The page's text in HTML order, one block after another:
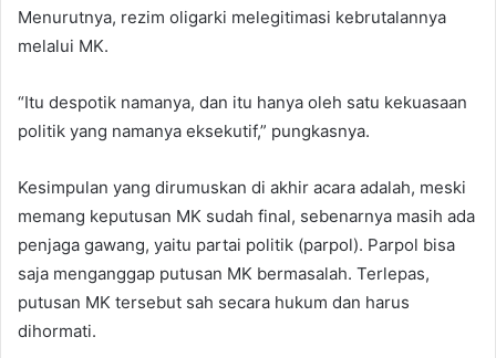
Menurutnya, rezim oligarki melegitimasi kebrutalannya
melalui MK.
“Itu despotik namanya, dan itu hanya oleh satu kekuasaan
politik yang namanya eksekutif,” pungkasnya.
Kesimpulan yang dirumuskan di akhir acara adalah, meski
memang keputusan MK sudah final, sebenarnya masih ada
penjaga gawang, yaitu partai politik (parpol). Parpol bisa
saja menganggap putusan MK bermasalah. Terlepas,
putusan MK tersebut sah secara hukum dan harus
dihormati.